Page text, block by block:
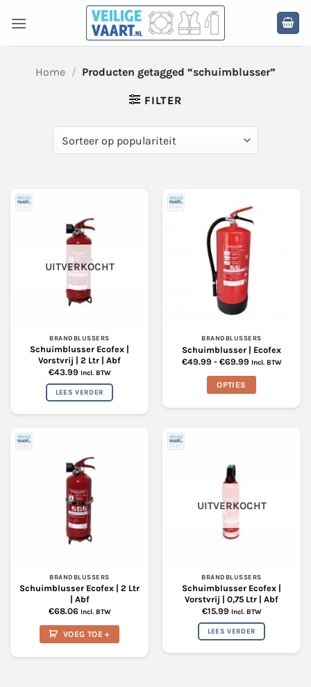
naar
inhoud
Home / Producten getagged “schuimblusser”
FILTER
UITVERKOCHT
BRANDBLUSSERS
Schuimblusser Ecofex |
Vorstvrij | 2 Ltr | Abf
€43.99 Incl. BTW
LEES VERDER
BRANDBLUSSERS
Schuimblusser | Ecofex
€49.99 - €69.99Prijsklasse:
tot
Incl. BTW
OPTIES
Deze
optie
gekozen
worden
op
BRANDBLUSSERS
Schuimblusser Ecofex | 2 Ltr
| Abf
€68.06 Incl. BTW
VOEG TOE +
UITVERKOCHT
BRANDBLUSSERS
Schuimblusser Ecofex |
Vorstvrij | 0,75 Ltr | Abf
€15.99 Incl. BTW
LEES VERDER